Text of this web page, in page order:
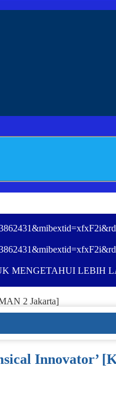
LEBIH
2 Jakarta]
Innovator’